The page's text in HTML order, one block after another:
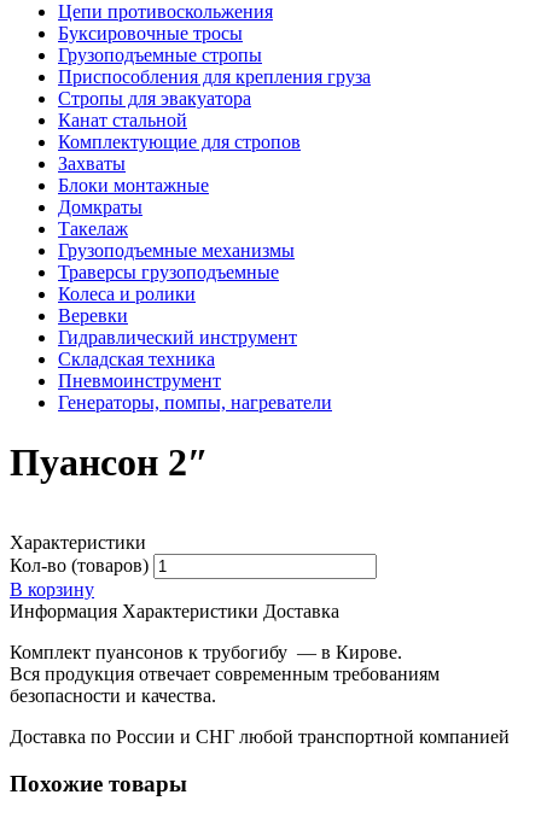
Цепи противоскольжения
Буксировочные тросы
Грузоподъемные стропы
Приспособления для крепления груза
Стропы для эвакуатора
Канат стальной
Комплектующие для стропов
Захваты
Блоки монтажные
Домкраты
Такелаж
Грузоподъемные механизмы
Траверсы грузоподъемные
Колеса и ролики
Веревки
Гидравлический инструмент
Складская техника
Пневмоинструмент
Генераторы, помпы, нагреватели
Пуансон 2″
Характеристики
Кол-во (товаров)
В корзину
Информация Характеристики Доставка
Комплект пуансонов к трубогибу — в Кирове.
Вся продукция отвечает современным требованиям
безопасности и качества.
Доставка по России и СНГ любой транспортной компанией
Похожие товары